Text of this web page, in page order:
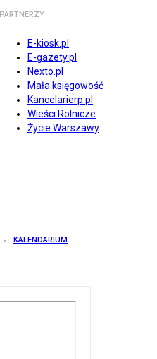
PARTNERZY
E-kiosk.pl
E-gazety.pl
Nexto.pl
Mała księgowość
Kancelarierp.pl
Wieści Rolnicze
Życie Warszawy
KALENDARIUM